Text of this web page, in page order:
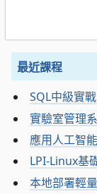
最近課程
SQL中級實
實驗室管理
應用人工智
LPI-Linux基
本地部署輕